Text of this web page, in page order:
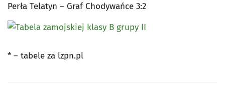
Perła Telatyn – Graf Chodywańce 3:2
* – tabele za lzpn.pl